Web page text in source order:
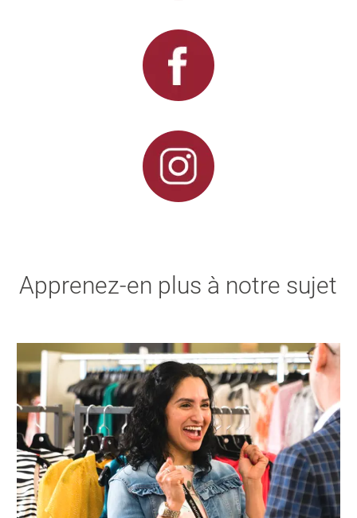
Apprenez-en plus à notre sujet